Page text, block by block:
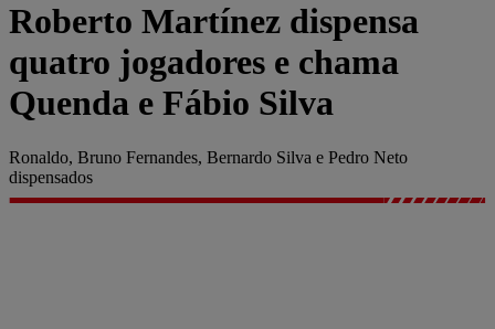
Roberto Martínez dispensa
quatro jogadores e chama
Quenda e Fábio Silva
Ronaldo, Bruno Fernandes, Bernardo Silva e Pedro Neto
dispensados